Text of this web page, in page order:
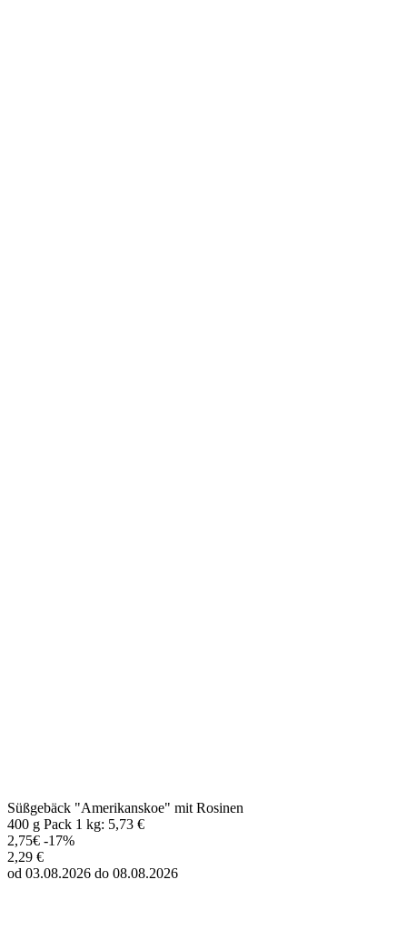
Süßgebäck "Amerikanskoe" mit Rosinen
400 g Pack 1 kg: 5,73 €
2,75€ -17%
2,29 €
od 03.08.2026 do 08.08.2026